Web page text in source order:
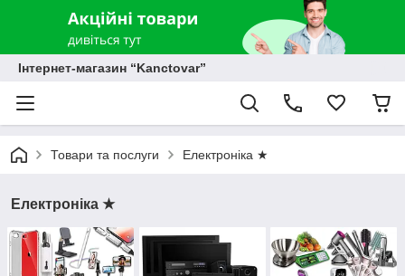
Інтернет-магазин “Kanctovar”
Товари та послуги Електроніка ★
Електроніка ★